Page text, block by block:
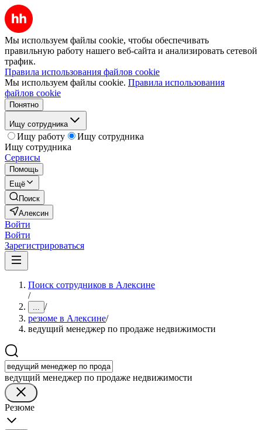
Мы используем файлы cookie, чтобы обеспечивать
правильную работу нашего веб-сайта и анализировать сетевой
трафик.
Правила использования файлов cookie
Мы используем файлы cookie. Правила использования
файлов cookie
Понятно
Ищу сотрудника
Ищу работу
Ищу сотрудника
Ищу сотрудника
Сервисы
Помощь
Ещё
Поиск
Алексин
Войти
Войти
Зарегистрироваться
Поиск сотрудников в Алексине
/
... /
резюме в Алексине/
ведущий менеджер по продаже недвижимости
ведущий менеджер по продаже недвижимости
Резюме